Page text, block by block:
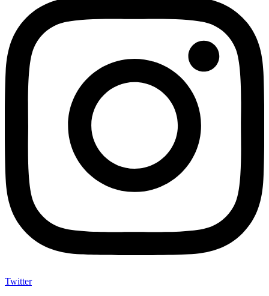
Twitter